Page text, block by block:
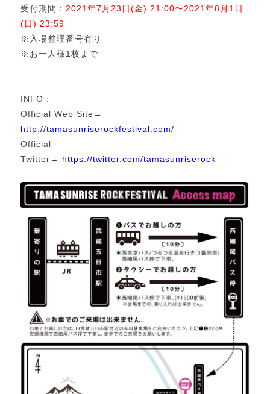
受付期間：2021年7月23日(金) 21:00〜2021年8月1日
(日) 23:59
※入場整理番号有り
※お一人様1枚まで
INFO：
Official Web Site→
http://tamasunriserockfestival.com/
Official
Twitter→ https://twitter.com/tamasunriserock